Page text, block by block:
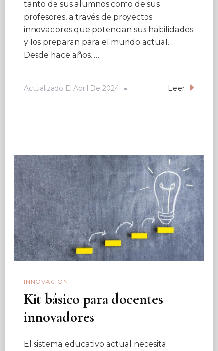
tanto de sus alumnos como de sus
profesores, a través de proyectos
innovadores que potencian sus habilidades
y los preparan para el mundo actual.
Desde hace años, …
Actualizado El Abril De 2024 Leer
INNOVACIÓN
Kit básico para docentes
innovadores
El sistema educativo actual necesita